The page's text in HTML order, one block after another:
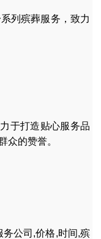
列殡葬服务， 致力
于打造贴心服务品
众的赞誉。
公司 ,价格,时间,殡